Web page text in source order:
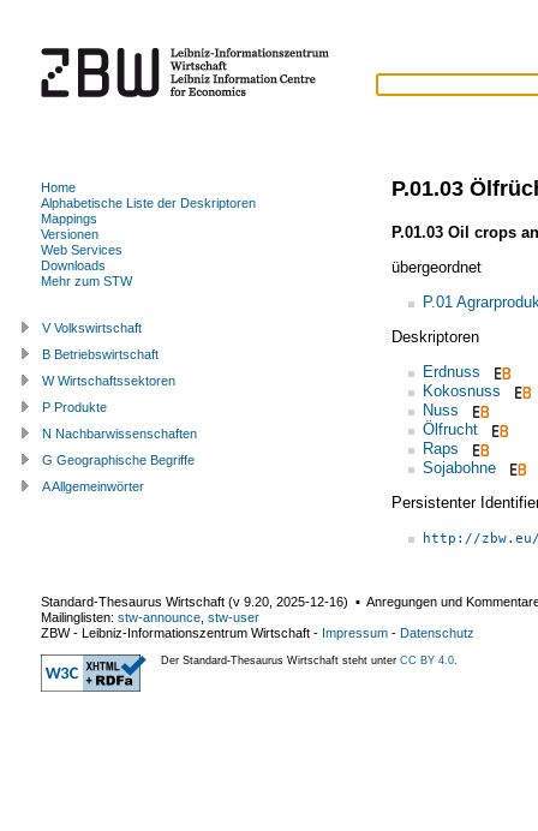
P.01.03
P.01.03 Oil crops
übergeordnet
P.01
Deskriptoren
Erdnuss
Kokosnuss
Nuss
Ölfrucht
Raps
Sojabohne
Persistenter
http://
Home
Alphabetische Liste der Deskriptoren
Mappings
Versionen
Web Services
Downloads
Mehr zum STW
V Volkswirtschaft
B Betriebswirtschaft
W Wirtschaftssektoren
P Produkte
N Nachbarwissenschaften
G Geographische Begriffe
A Allgemeinwörter
Standard-Thesaurus Wirtschaft (v 9.20 2025-12-16) ▪ Anregungen und
Mailinglisten: stw-announce stw-user
ZBW - Leibniz-Informationszentrum Wirtschaft - Impressum - Datenschutz
Der Standard-Thesaurus Wirtschaft steht unter CC BY 4.0